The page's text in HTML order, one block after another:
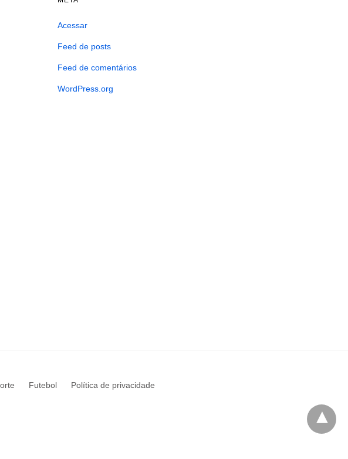
Acessar
Feed de posts
Feed de comentários
WordPress.org
Futebol Política de privacidade